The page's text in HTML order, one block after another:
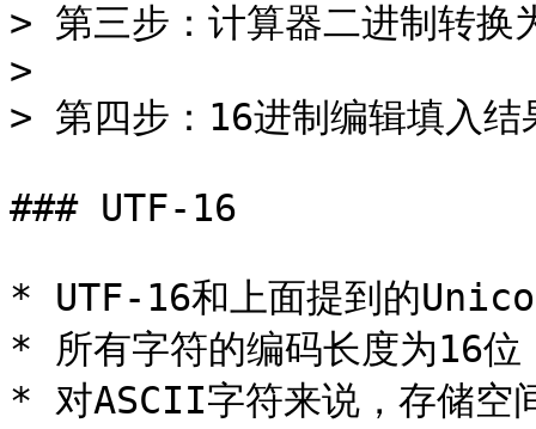
> 第三步：计算器二进制转换
>
> 第四步：16进制编辑填入结
### UTF-16
* UTF-16和上面提到的
* 所有字符的编码长度为16位
* 对ASCII字符来说，存储空